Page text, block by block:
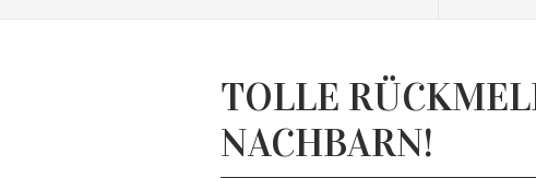
TOLLE
NACHBARN!